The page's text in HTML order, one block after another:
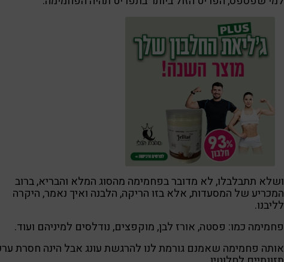
ושלא תתבלבלו, לא מדובר בפחמימה מהסוג המלא והבריא, ברוב
המכריע של המסעדות, אלא בזו הריקה, הלבנה ואיך נאמר, היקרה
לליבנו.
פחמימה כמו: פסטה, אורז לבן, מוקפצים, נודלסים למיניהם ועוד.
אותה פחמימה שאמנם גורמת לנו להרגשת עונג אבל הינה חסרת